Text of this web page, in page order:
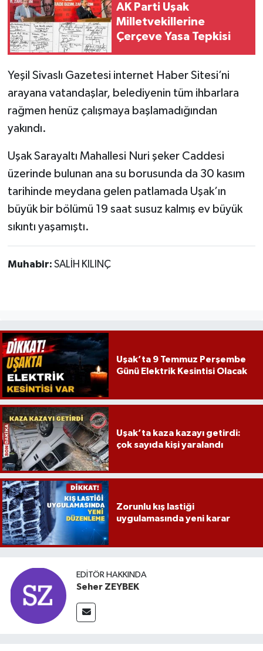
AK Parti Uşak
Milletvekillerine
Çerçeve Yasa Tepkisi
Yeşil Sivaslı Gazetesi internet Haber Sitesi’ni
arayana vatandaşlar, belediyenin tüm ihbarlara
rağmen henüz çalışmaya başlamadığından
yakındı.
Uşak Sarayaltı Mahallesi Nuri şeker Caddesi
üzerinde bulunan ana su borusunda da 30 kasım
tarihinde meydana gelen patlamada Uşak’ın
büyük bir bölümü 19 saat susuz kalmış ev büyük
sıkıntı yaşamıştı.
Muhabir: SALİH KILINÇ
Uşak’ta 9 Temmuz Perşembe
Günü Elektrik Kesintisi Olacak
Uşak’ta kaza kazayı getirdi:
çok sayıda kişi yaralandı
Zorunlu kış lastiği
uygulamasında yeni karar
EDITÖR HAKKINDA
Seher ZEYBEK